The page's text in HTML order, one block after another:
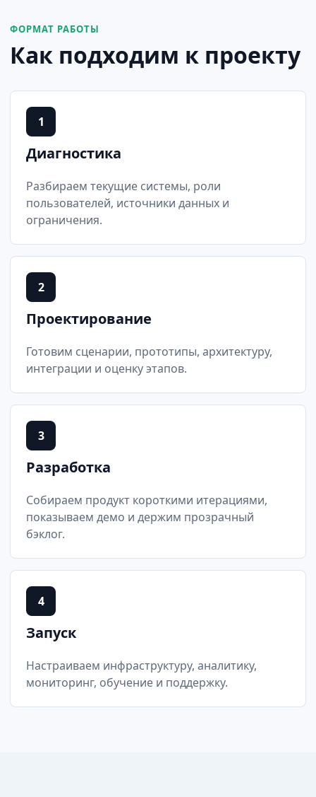
ФОРМАТ РАБОТЫ
Как подходим к проекту
1
Диагностика
Разбираем текущие системы, роли
пользователей, источники данных и
ограничения.
2
Проектирование
Готовим сценарии, прототипы, архитектуру,
интеграции и оценку этапов.
3
Разработка
Собираем продукт короткими итерациями,
показываем демо и держим прозрачный
бэклог.
4
Запуск
Настраиваем инфраструктуру, аналитику,
мониторинг, обучение и поддержку.